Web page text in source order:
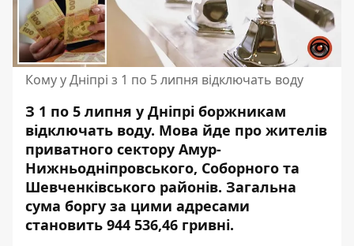
Кому у Дніпрі з 1 по 5 липня відключать воду
З 1 по 5 липня у Дніпрі боржникам
відключать воду. Мова йде про жителів
приватного сектору Амур-
Нижньодніпровського, Соборного та
Шевченківського районів. Загальна
сума боргу за цими адресами
становить 944 536,46 гривні.